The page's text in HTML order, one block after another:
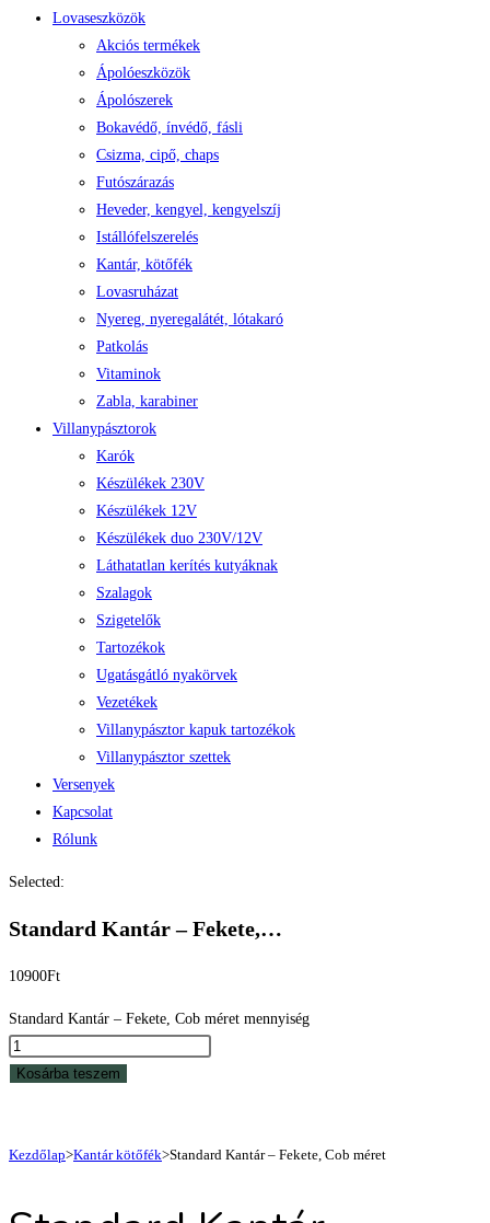
Lovaseszközök
Akciós termékek
Ápolóeszközök
Ápolószerek
Bokavédő, ínvédő, fásli
Csizma, cipő, chaps
Futószárazás
Heveder, kengyel, kengyelszíj
Istállófelszerelés
Kantár, kötőfék
Lovasruházat
Nyereg, nyeregalátét, lótakaró
Patkolás
Vitaminok
Zabla, karabiner
Villanypásztorok
Karók
Készülékek 230V
Készülékek 12V
Készülékek duo 230V/12V
Láthatatlan kerítés kutyáknak
Szalagok
Szigetelők
Tartozékok
Ugatásgátló nyakörvek
Vezetékek
Villanypásztor kapuk tartozékok
Villanypásztor szettek
Versenyek
Kapcsolat
Rólunk
Selected:
Standard Kantár – Fekete,…
10900Ft
Standard Kantár – Fekete, Cob méret mennyiség
Kosárba teszem
Kezdőlap>Kantár kötőfék>Standard Kantár – Fekete, Cob méret